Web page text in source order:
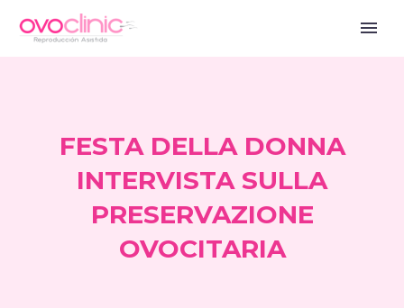
FESTA DELLA DONNA
INTERVISTA SULLA
PRESERVAZIONE
OVOCITARIA